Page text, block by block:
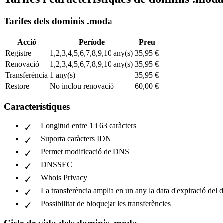
Tarifes dels dominis .moda
Acció Període
Preu
Registre
1,2,3,4,5,6,7,8,9,10 any(s) 35,95 €
Renovació
1,2,3,4,5,6,7,8,9,10 any(s) 35,95 €
Transferència 1 any(s)
35,95 €
Restore
No inclou renovació 60,00 €
Característiques
Longitud entre 1 i 63 caràcters
Suporta caràcters IDN
Permet modificació de DNS
DNSSEC
Whois Privacy
La transferència amplia en un any la data d'expiració del
Possibilitat de bloquejar les transferències